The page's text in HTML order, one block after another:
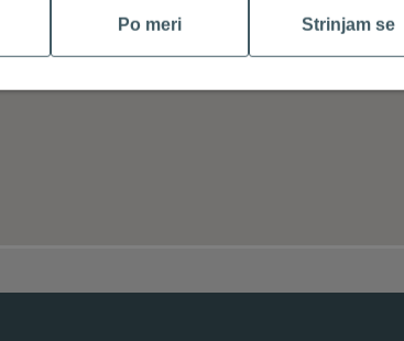
Po meri Strinjam se